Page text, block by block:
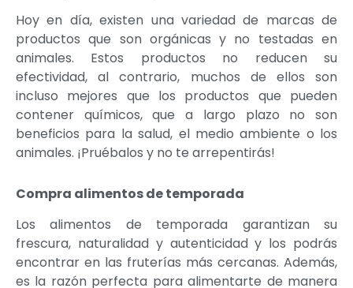
Hoy en día, existen una variedad de marcas de
productos que son orgánicas y no testadas en
animales. Estos productos no reducen su
efectividad, al contrario, muchos de ellos son
incluso mejores que los productos que pueden
contener químicos, que a largo plazo no son
beneficios para la salud, el medio ambiente o los
animales. ¡Pruébalos y no te arrepentirás!
Compra alimentos de temporada
Los alimentos de temporada garantizan su
frescura, naturalidad y autenticidad y los podrás
encontrar en las fruterías más cercanas. Además,
es la razón perfecta para alimentarte de manera